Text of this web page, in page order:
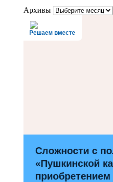
Архивы
Решаем вместе
Сложности с
«Пушкинской